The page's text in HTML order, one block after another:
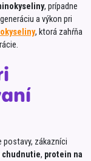
Omira
POEX
, prípadne
a výkon pri
, ktorá zahŕňa
zákazníci
chudnutie, protein na